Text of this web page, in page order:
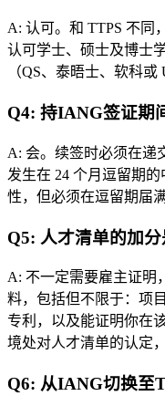
A: 认可。和 TTPS 不同
认可学士、硕士及博士
（QS、泰晤士、软科或
Q4: 持IANG签证期
A: 会。续签时必须在递
发生在 24 个月逗留期
性，但必须在逗留期届
Q5: 人才清单的加分
A: 不一定需要雇主证明
料，包括但不限于：项
专利，以及能证明你在
境处对人才清单的认定
Q6: 从IANG切换至